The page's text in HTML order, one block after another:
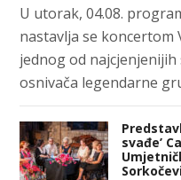
U utorak, 04.08.
nastavlja se koncertom
jednog od
osnivača legendarne
svađe’